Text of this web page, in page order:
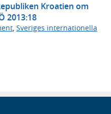
Kroatien om
2013:18
, Sveriges internationella